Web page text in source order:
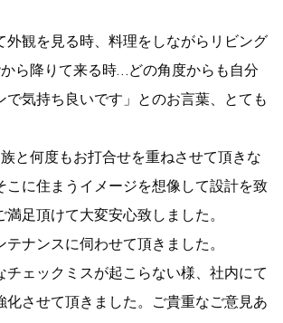
外観を見る時、料理をしながらリビング
から降りて来る時…どの角度からも自分
で気持ち良いです」とのお言葉、とても
。
と何度もお打合せを重ねさせて頂きな
こに住まうイメージを想像して設計を致
満足頂けて大変安心致しました。
テナンスに伺わせて頂きました。
チェックミスが起こらない様、社内にて
化させて頂きました。ご貴重なご意見あ